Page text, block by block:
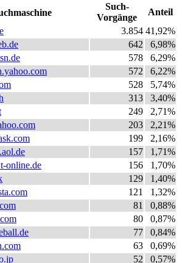
Such-
Vorgänge
Anteil
3.854 41,92%
642
6,98%
578
6,29%
572
6,22%
528
5,74%
313
3,40%
249
2,71%
203
2,21%
199
2,16%
157
1,71%
online.de 156
1,70%
129
1,40%
121
1,32%
81
0,88%
80
0,87%
77
0,84%
63
0,69%
52
0,57%